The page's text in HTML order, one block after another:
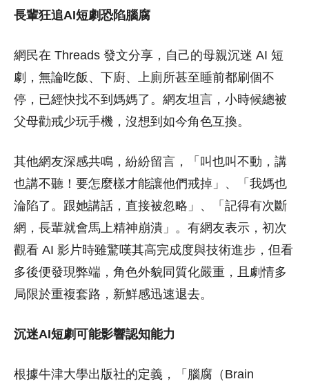
長輩狂追AI短劇恐陷腦腐
網民在 Threads 發文分享，自己的母親沉迷 AI 短
劇，無論吃飯、下廚、上廁所甚至睡前都刷個不
停，已經快找不到媽媽了。網友坦言，小時候總被
父母勸戒少玩手機，沒想到如今角色互換。
其他網友深感共鳴，紛紛留言，「叫也叫不動，講
也講不聽！要怎麼樣才能讓他們戒掉」、「我媽也
淪陷了。跟她講話，直接被忽略」、「記得有次斷
網，長輩就會馬上精神崩潰」。有網友表示，初次
觀看 AI 影片時雖驚嘆其高完成度與技術進步，但看
多後便發現弊端，角色外貌同質化嚴重，且劇情多
局限於重複套路，新鮮感迅速退去。
沉迷AI短劇可能影響認知能力
根據牛津大學出版社的定義，「腦腐（Brain